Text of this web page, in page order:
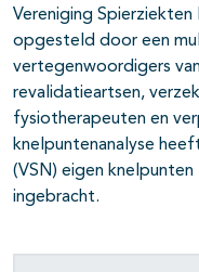
Vereniging Spierziekten
opgesteld door een
vertegenwoordigers
revalidatieartsen,
fysiotherapeuten en
knelpuntenanalyse
(VSN) eigen
ingebracht.